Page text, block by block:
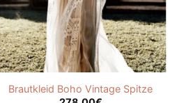
Brautkleid Boho Vintage Spitze